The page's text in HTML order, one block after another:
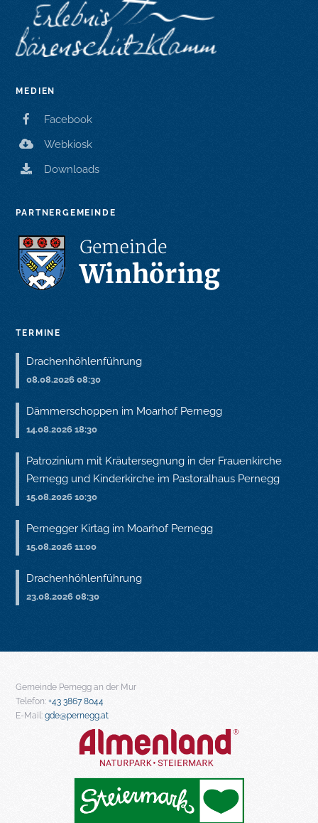
MEDIEN
Facebook
Webkiosk
Downloads
PARTNERGEMEINDE
TERMINE
Drachenhöhlenführung
08.08.2026 08:30
Dämmerschoppen im Moarhof Pernegg
14.08.2026 18:30
Patrozinium mit Kräutersegnung in der Frauenkirche
Pernegg und Kinderkirche im Pastoralhaus Pernegg
15.08.2026 10:30
Pernegger Kirtag im Moarhof Pernegg
15.08.2026 11:00
Drachenhöhlenführung
23.08.2026 08:30
Gemeinde Pernegg an der Mur
Telefon: +43 3867 8044
E-Mail: gde@pernegg.at